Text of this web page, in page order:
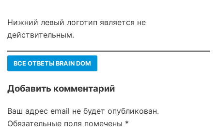
Нижний левый логотип является не
действительным.
ВСЕ ОТВЕТЫ BRAIN DOM
Добавить комментарий
Ваш адрес email не будет опубликован.
Обязательные поля помечены *